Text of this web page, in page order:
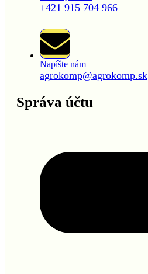
+421 915 704 966
Napíšte nám
agrokomp@agrokomp.sk
Správa účtu